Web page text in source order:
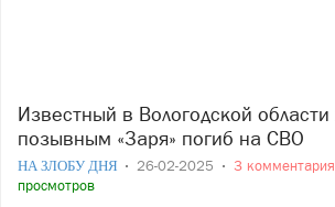
Известный в Вологодской области хирург-уролог с
позывным «Заря» погиб на СВО
НА ЗЛОБУ ДНЯ 26-02-2025 3 комментария
просмотров